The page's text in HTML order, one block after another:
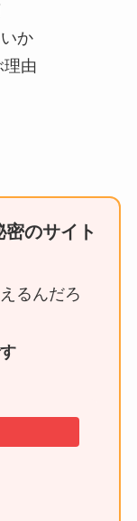
か
理由
のサイト
るんだろ